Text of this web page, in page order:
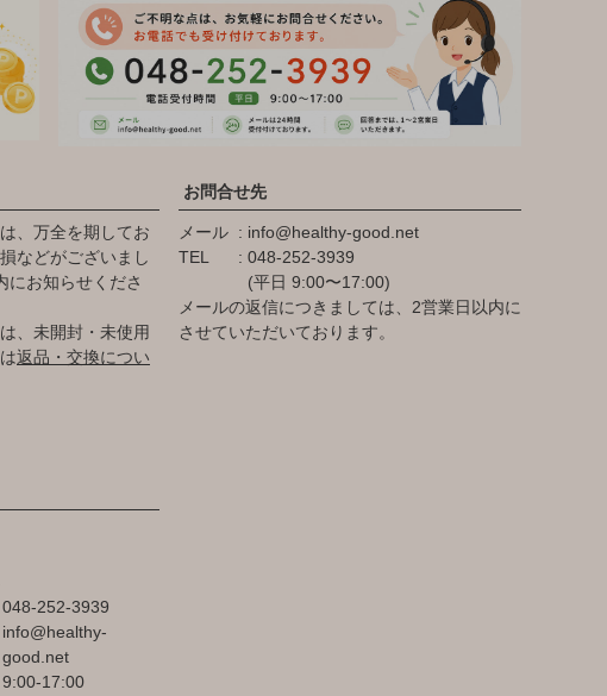
、万全を期してお
などがございまし
にお知らせくださ
、未開封・未使用
返品・交換につい
お問合せ先
メール
info@healthy-good.net
TEL
048-252-3939
(平日 9:00〜17:00)
メールの返信につきましては、2営業日以内に
させていただいております。
048-252-3939
info@healthy-
good.net
9:00-17:00